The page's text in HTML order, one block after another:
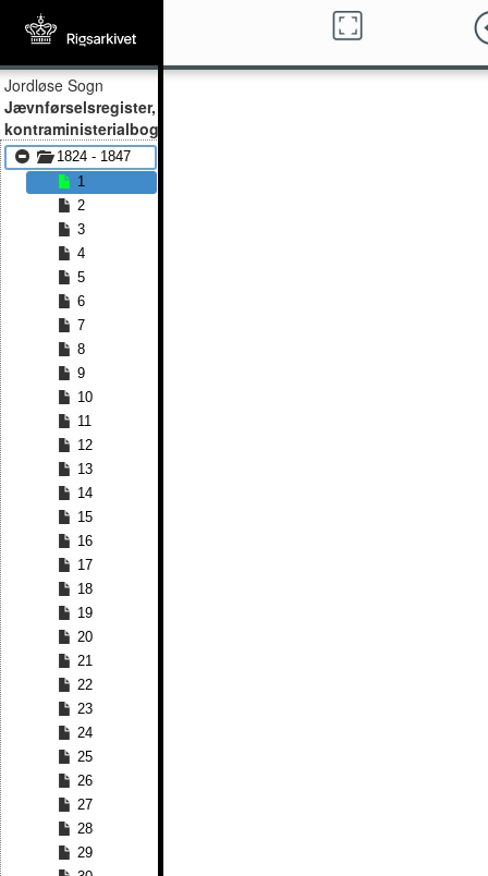
Jordløse Sogn
Jævnførselsregister,
kontraministerialbog
1824 - 1847
1
2
3
4
5
6
7
8
9
10
11
12
13
14
15
16
17
18
19
20
21
22
23
24
25
26
27
28
29